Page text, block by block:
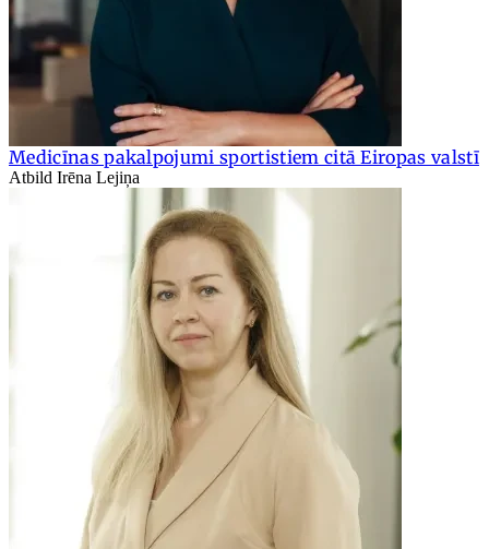
Medicīnas pakalpojumi sportistiem citā Eiropas valstī
Atbild Irēna Lejiņa